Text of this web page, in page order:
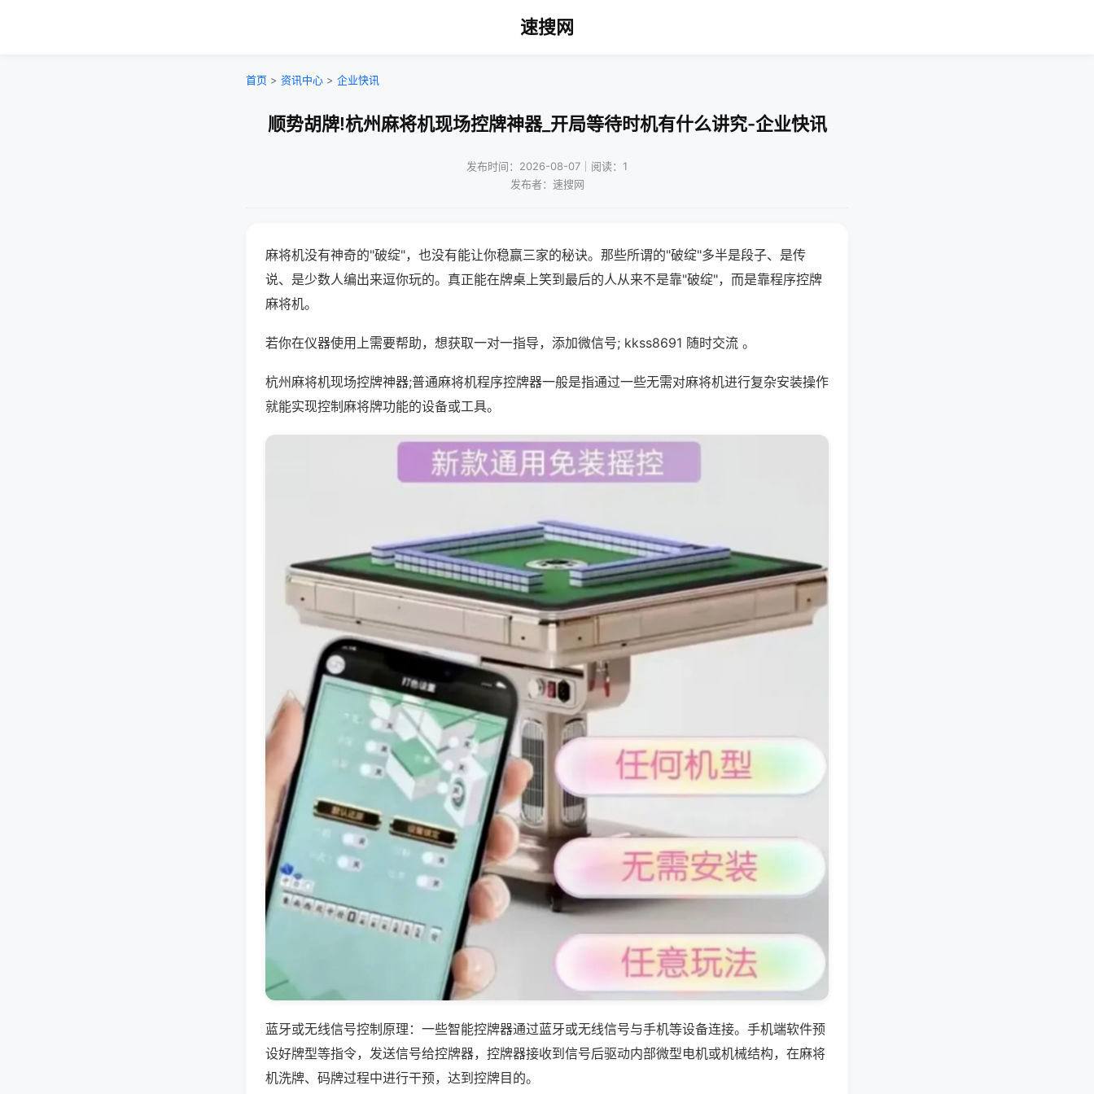
速搜网
首页 > 资讯中心 > 企业快讯
顺势胡牌!杭州麻将机现场控牌神器_开局等待时机有什么讲究-企业快讯
发布时间：2026-08-07｜阅读：1
发布者：速搜网
麻将机没有神奇的"破绽"，也没有能让你稳赢三家的秘诀。那些所谓的"破绽"多半是段子、是传
说、是少数人编出来逗你玩的。真正能在牌桌上笑到最后的人从来不是靠"破绽"，而是靠程序控牌
麻将机。
若你在仪器使用上需要帮助，想获取一对一指导，添加微信号; kkss8691 随时交流 。
杭州麻将机现场控牌神器;普通麻将机程序控牌器一般是指通过一些无需对麻将机进行复杂安装操作
就能实现控制麻将牌功能的设备或工具。
蓝牙或无线信号控制原理：一些智能控牌器通过蓝牙或无线信号与手机等设备连接。手机端软件预
设好牌型等指令，发送信号给控牌器，控牌器接收到信号后驱动内部微型电机或机械结构，在麻将
机洗牌、码牌过程中进行干预，达到控牌目的。